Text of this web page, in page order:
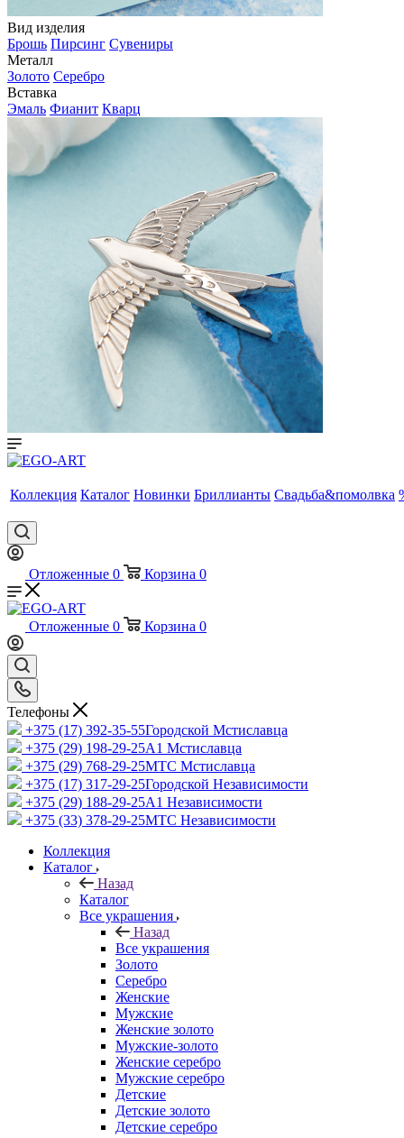
Вид изделия
Брошь Пирсинг Сувениры
Металл
Золото Серебро
Вставка
Эмаль Фианит Кварц
Коллекция Каталог Новинки Бриллианты Свадьба&помолвка
Отложенные 0 Корзина 0
Отложенные 0 Корзина 0
Телефоны
+375 (17) 392-35-55Городской Мстиславца
+375 (29) 198-29-25A1 Мстиславца
+375 (29) 768-29-25МТС Мстиславца
+375 (17) 317-29-25Городской Независимости
+375 (29) 188-29-25A1 Независимости
+375 (33) 378-29-25МТС Независимости
Коллекция
Каталог
Назад
Каталог
Все украшения
Назад
Все украшения
Золото
Серебро
Женские
Мужские
Женские золото
Мужские-золото
Женские серебро
Мужские серебро
Детские
Детские золото
Детские серебро